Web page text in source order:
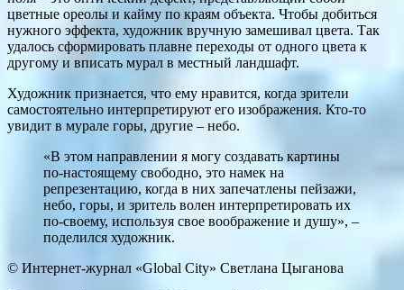
цветные ореолы и кайму по краям объекта. Чтобы добиться
нужного эффекта, художник вручную замешивал цвета. Так
удалось сформировать плавне переходы от одного цвета к
другому и вписать мурал в местный ландшафт.
Художник признается, что ему нравится, когда зрители
самостоятельно интерпретируют его изображения. Кто-то
увидит в мурале горы, другие – небо.
«В этом направлении я могу создавать картины
по-настоящему свободно, это намек на
репрезентацию, когда в них запечатлены пейзажи,
небо, горы, и зритель волен интерпретировать их
по-своему, используя свое воображение и душу», –
поделился художник.
© Интернет-журнал «Global City» Светлана Цыганова